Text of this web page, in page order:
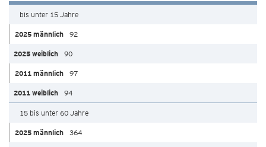
bis unter 15 Jahre
92
90
97
94
15 bis unter 60 Jahre
364